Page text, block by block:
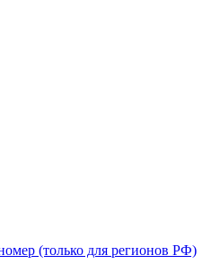
(только для регионов РФ)